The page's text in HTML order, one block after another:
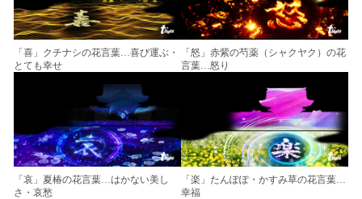
「喜」クチナシの花言葉…喜び運ぶ・
とても幸せ
「怒」赤紫の芍薬（シャクヤク）の花
言葉…怒り
「哀」夏椿の花言葉…はかない美し
さ・哀愁
「楽」たんぽぽ・かすみ草の花言葉…
幸福